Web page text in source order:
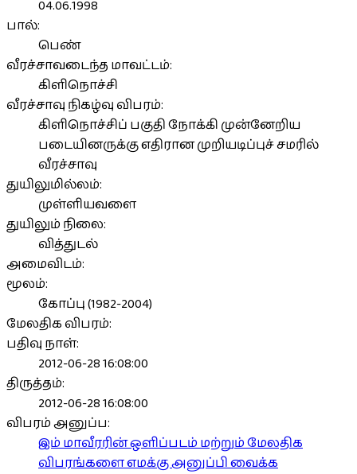
04.06.1998
பால்:
பெண்
வீரச்சாவடைந்த மாவட்டம்:
கிளிநொச்சி
வீரச்சாவு நிகழ்வு விபரம்:
கிளிநொச்சிப் பகுதி நோக்கி முன்னேறிய
படையினருக்கு எதிரான முறியடிப்புச் சமரில்
வீரச்சாவு
துயிலுமில்லம்:
முள்ளியவளை
துயிலும் நிலை:
வித்துடல்
அமைவிடம்:
மூலம்:
கோப்பு (1982-2004)
மேலதிக விபரம்:
பதிவு நாள்:
2012-06-28 16:08:00
திருத்தம்:
2012-06-28 16:08:00
விபரம் அனுப்ப:
இம் மாவீரரின் ஒளிப்படம் மற்றும் மேலதிக
விபரங்களை எமக்கு அனுப்பி வைக்க